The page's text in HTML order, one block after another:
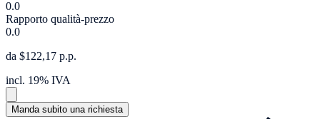
0.0
Rapporto qualità-prezzo
0.0
da $122,17 p.p.
incl. 19% IVA
Manda subito una richiesta